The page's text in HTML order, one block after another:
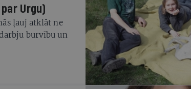
Urgu)
ļauj atklāt ne
burvību un